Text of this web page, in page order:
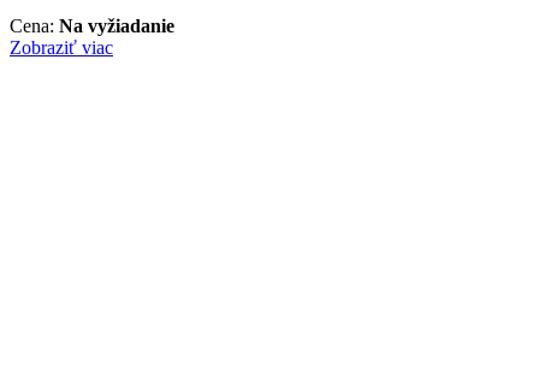
Cena: Na vyžiadanie
Zobraziť viac